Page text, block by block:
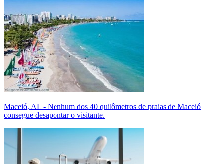
Maceió, AL - Nenhum dos 40 quilômetros de praias de Maceió
consegue desapontar o visitante.